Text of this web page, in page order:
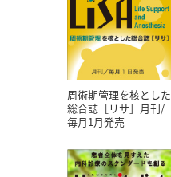
周術期管理を核とした
総合誌［リサ］月刊/
毎月1月発売